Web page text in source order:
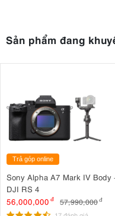
Sản phẩm đang
Trả góp online
Sony Alpha A7 Mark IV Body
DJI RS 4
56,000,000 đ 57,990,000đ